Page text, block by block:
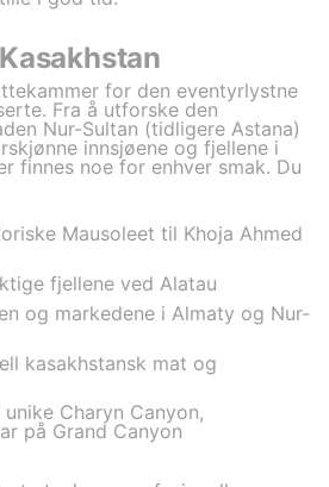
for den eventyrlystne
Fra å utforske den
Nur-Sultan (tidligere Astana)
innsjøene og fjellene i
finnes noe for enhver smak. Du
Mausoleet til Khoja Ahmed
fjellene ved Alatau
og markedene i Almaty og Nur-
kasakhstansk mat og
Charyn Canyon,
på Grand Canyon